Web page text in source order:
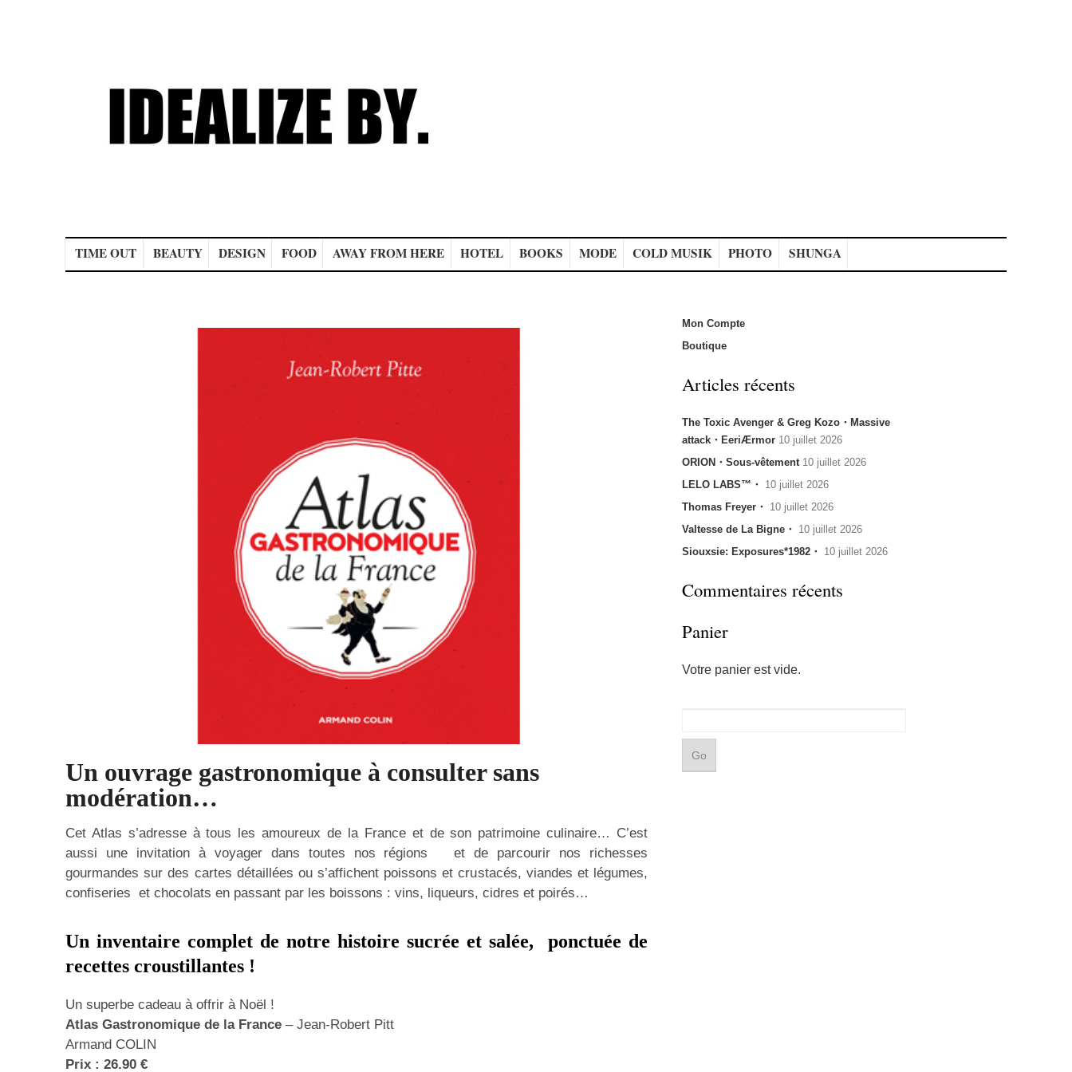
TIME OUT BEAUTY DESIGN FOOD AWAY FROM HERE HOTEL BOOKS MODE COLD MUSIK PHOTO SHUNGA
Un ouvrage gastronomique à consulter sans
modération…
Cet Atlas s’adresse à tous les amoureux de la France et de son patrimoine culinaire… C’est
aussi une invitation à voyager dans toutes nos régions et de parcourir nos richesses
gourmandes sur des cartes détaillées ou s’affichent poissons et crustacés, viandes et légumes,
confiseries et chocolats en passant par les boissons : vins, liqueurs, cidres et poirés…
Un inventaire complet de notre histoire sucrée et salée, ponctuée de
recettes croustillantes !
Un superbe cadeau à offrir à Noël !
Atlas Gastronomique de la France – Jean-Robert Pitt
Armand COLIN
Prix : 26.90 €
Mon Compte
Boutique
Articles récents
The Toxic Avenger & Greg Kozo・Massive
attack・EeriÆrmor 10 juillet 2026
ORION・Sous-vêtement 10 juillet 2026
LELO LABS™・ 10 juillet 2026
Thomas Freyer・ 10 juillet 2026
Valtesse de La Bigne・ 10 juillet 2026
Siouxsie: Exposures*1982・ 10 juillet 2026
Commentaires récents
Panier
Votre panier est vide.